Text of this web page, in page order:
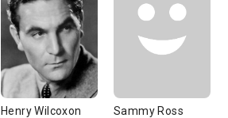
Henry Wilcoxon Sammy Ross